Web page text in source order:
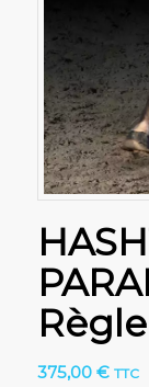
375,00 € TTC